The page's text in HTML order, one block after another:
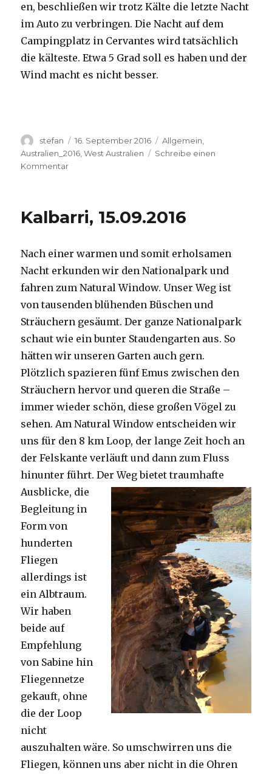
en, beschließen wir trotz Kälte die letzte Nacht
im Auto zu verbringen. Die Nacht auf dem
Campingplatz in Cervantes wird tatsächlich
die kälteste. Etwa 5 Grad soll es haben und der
Wind macht es nicht besser.
Autor
stefan
Veröffentlicht
am
16. September 2016 Kategorien
Allgemein
Australien_2016 ,West Australien
Schreibe einen
Kommentarzu
Kalbarri, 15.09.2016
Nach einer warmen und somit erholsamen
Nacht erkunden wir den Nationalpark und
fahren zum Natural Window. Unser Weg ist
von tausenden blühenden Büschen und
Sträuchern gesäumt. Der ganze Nationalpark
schaut wie ein bunter Staudengarten aus. So
hätten wir unseren Garten auch gern.
Plötzlich spazieren fünf Emus zwischen den
Sträuchern hervor und queren die Straße –
immer wieder schön, diese großen Vögel zu
sehen. Am Natural Window entscheiden wir
uns für den 8 km Loop, der lange Zeit hoch an
der Felskante verläuft und dann zum Fluss
hinunter führt. Der Weg bietet traumhafte
Ausblicke, die
Begleitung in
Form von
hunderten
Fliegen
allerdings ist
ein Albtraum.
Wir haben
beide auf
Empfehlung
von Sabine hin
Fliegennetze
gekauft, ohne
die der Loop
nicht
auszuhalten wäre. So umschwirren uns die
Fliegen, können uns aber nicht in die Ohren